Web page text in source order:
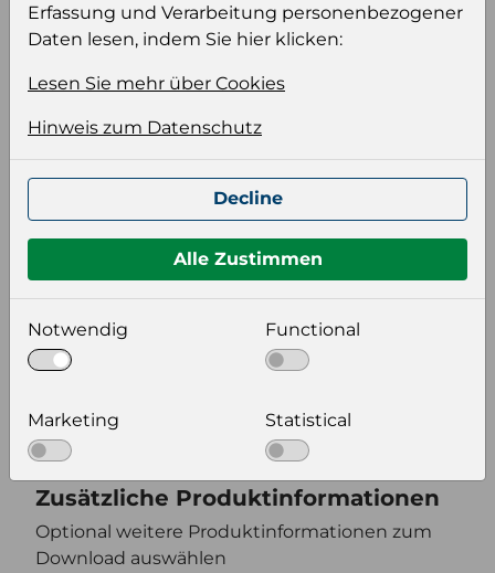
Produktinformation
Wählen Sie eine Sprache und ein Format für
Sprache
Keiner
Format auswählen
Bildeinstellungen
wählen Sie eine Auflösung für Ihr Bild aus
Zusätzliche Produktinformationen
Optional weitere Produktinformationen zum
Download auswählen
Erfassung und Verarbeitung personenbezogener
Daten lesen, indem Sie hier klicken:
Lesen Sie mehr über Cookies
Hinweis zum Datenschutz
Decline
Alle Zustimmen
Notwendig Functional
Marketing Statistical